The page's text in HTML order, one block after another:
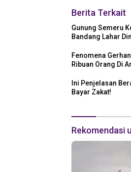
Berita Terkait
Gunung Semeru
Bandang Lahar
Fenomena
Ribuan Orang Di
Ini Penjelasan
Bayar Zakat!
Rekomendasi